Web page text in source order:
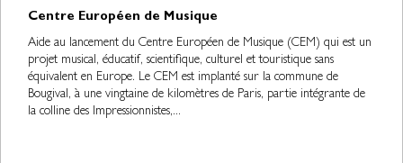
Centre Européen de Musique
Aide au lancement du Centre Européen de Musique (CEM) qui est un
projet musical, éducatif, scientifique, culturel et touristique sans
équivalent en Europe. Le CEM est implanté sur la commune de
Bougival, à une vingtaine de kilomètres de Paris, partie intégrante de
la colline des Impressionnistes,...